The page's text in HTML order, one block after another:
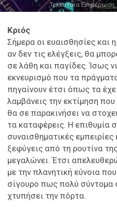
Τελευταία Ενημέρωση
Κριός
Σήμερα οι ευαισθησίες και
αν δεν τις ελέγξεις, θα
σε λάθη και παγίδες. Ίσως
εκνευρισμό που τα
πηγαίνουν έτσι όπως τα
λαμβάνεις την εκτίμηση
θα σε παρακινήσει να
τα καταφέρεις. Η επιθυμία
συναισθηματικές
ξεφύγεις από τη ρουτίνα
μεγαλώνει. Έτσι
με την πλανητική εύνοια
σίγουρο πως πολύ σύντομα
χτυπήσει την πόρτα.